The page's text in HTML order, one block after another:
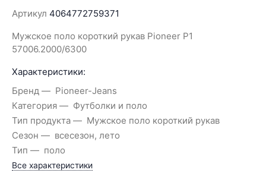
Артикул 4064772759371
Мужское поло короткий рукав Pioneer P1
57006.2000/6300
Характеристики:
Бренд
Pioneer-Jeans
Категория
Футболки и поло
Тип продукта
Мужское поло короткий рукав
Сезон
всесезон, лето
Тип
поло
Все характеристики